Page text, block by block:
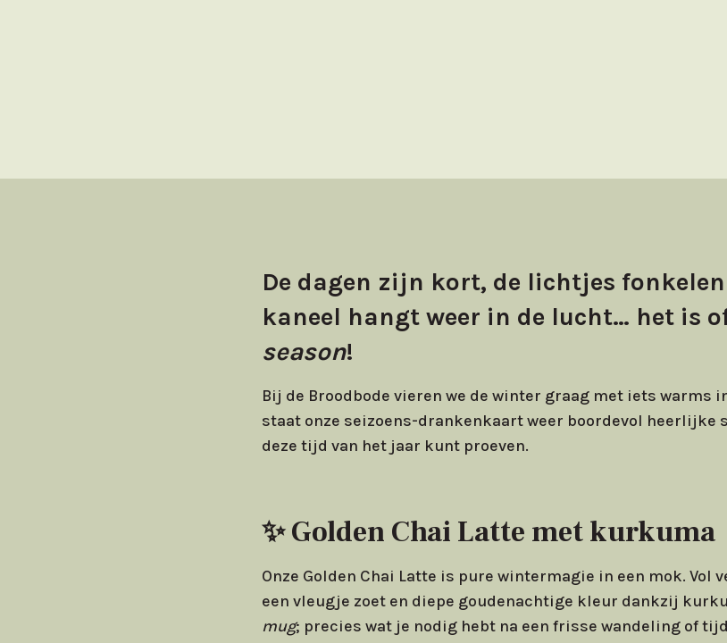
De dagen zijn kort, de lichtjes
kaneel hangt weer in de lucht… het is
season!
Bij de Broodbode vieren we de winter graag met iets warms
staat onze seizoens-drankenkaart weer boordevol heerlijke
deze tijd van het jaar kunt proeven.
✨Golden Chai Latte met kurkuma
Onze Golden Chai Latte is pure wintermagie in een mok. Vol
een vleugje zoet en diepe goudenachtige kleur dankzij
mug; precies wat je nodig hebt na een frisse wandeling of